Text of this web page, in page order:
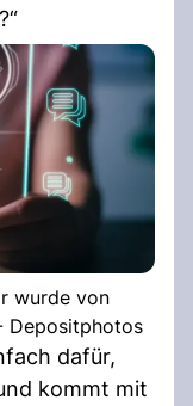
wurde von
Depositphotos
dafür,
kommt mit